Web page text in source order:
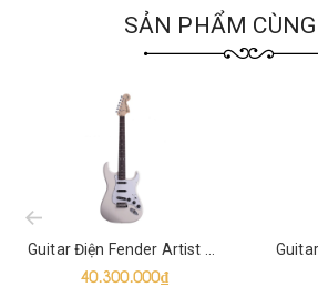
SẢN PHẨM
Guitar Điện Fender Artist Ritchie Blackmore Stratocaster SSS
40.300.000₫